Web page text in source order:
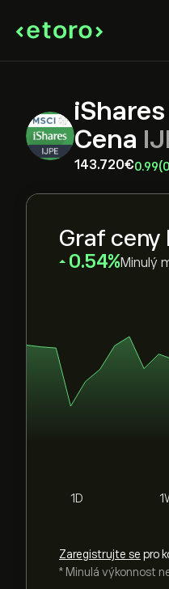
Cena
143.720‎€‎0.99
Graf ceny
‎0.54‎ Minulý
1D
Zaregistrujte se pro
* Minulá výkonnost